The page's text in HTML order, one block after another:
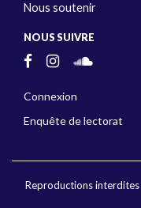
Nous soutenir
NOUS SUIVRE
Connexion
Enquête de lectorat
Reproductions interdites